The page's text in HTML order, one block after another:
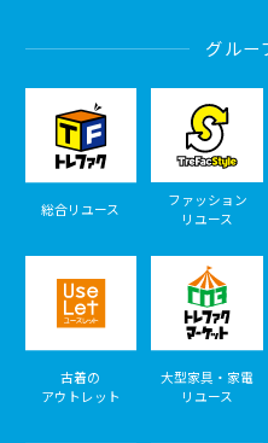
グルー
総合リユース
ファッション
リユース
古着の
アウトレット
大型家具・家電
リユース